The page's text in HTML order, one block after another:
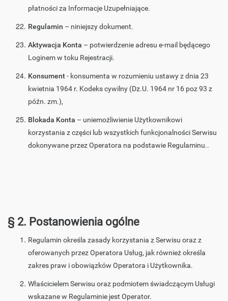
płatności za Informacje Uzupełniające.
Regulamin – niniejszy dokument.
Aktywacja Konta – potwierdzenie adresu e-mail będącego
Loginem w toku Rejestracji.
Konsument- konsumenta w rozumieniu ustawy z dnia 23
kwietnia 1964 r. Kodeks cywilny (Dz.U. 1964 nr 16 poz 93 z
późn. zm.),
Blokada Konta – uniemożliwienie Użytkownikowi
korzystania z części lub wszystkich funkcjonalności Serwisu
dokonywane przez Operatora na podstawie Regulaminu..
§ 2. Postanowienia ogólne
Regulamin określa zasady korzystania z Serwisu oraz z
oferowanych przez Operatora Usług, jak również określa
zakres praw i obowiązków Operatora i Użytkownika.
Właścicielem Serwisu oraz podmiotem świadczącym Usługi
wskazane w Regulaminie jest Operator.